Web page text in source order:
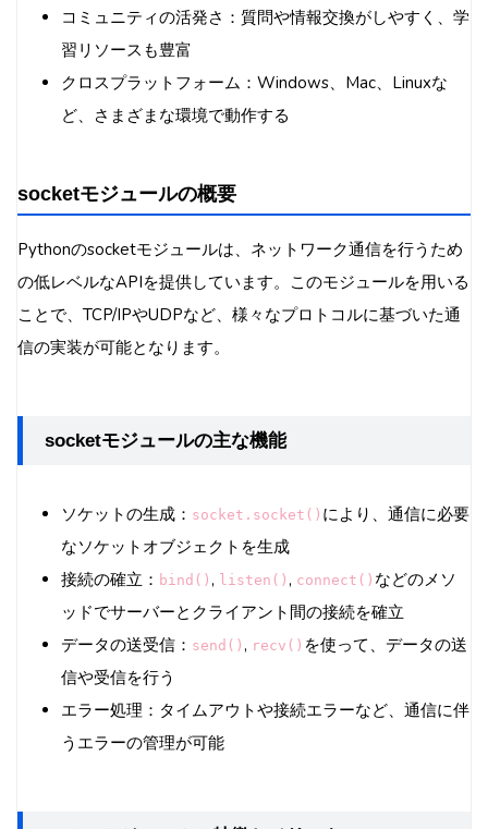
コミュニティの活発さ：質問や情報交換がしやすく、学
習リソースも豊富
クロスプラットフォーム：Windows、Mac、Linuxな
ど、さまざまな環境で動作する
socketモジュールの概要
Pythonのsocketモジュールは、ネットワーク通信を行うため
の低レベルなAPIを提供しています。このモジュールを用いる
ことで、TCP/IPやUDPなど、様々なプロトコルに基づいた通
信の実装が可能となります。
socketモジュールの主な機能
ソケットの生成： socket.socket() により、通信に必要
なソケットオブジェクトを生成
接続の確立： bind() , listen() , connect() などのメソ
ッドでサーバーとクライアント間の接続を確立
データの送受信： send() , recv() を使って、データの送
信や受信を行う
エラー処理：タイムアウトや接続エラーなど、通信に伴
うエラーの管理が可能